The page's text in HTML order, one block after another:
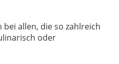
allen, die so zahlreich
oder